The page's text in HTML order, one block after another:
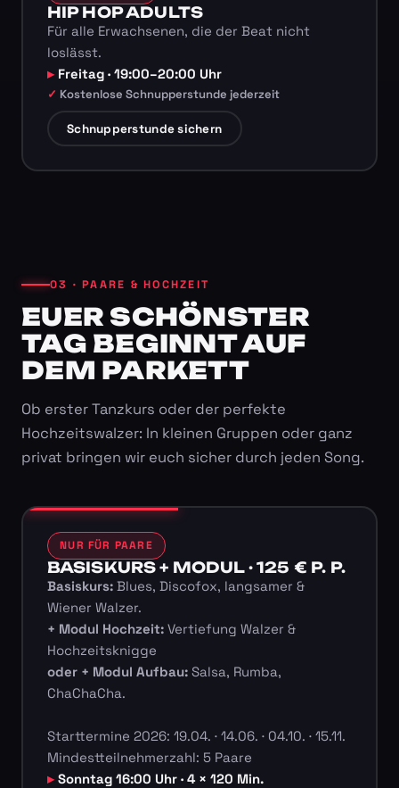
HIP HOP ADULTS
Für alle Erwachsenen, die der Beat nicht
loslässt.
Freitag · 19:00–20:00 Uhr
Kostenlose Schnupperstunde jederzeit
Schnupperstunde sichern
03 · PAARE & HOCHZEIT
EUER SCHÖNSTER
TAG BEGINNT AUF
DEM PARKETT
Ob erster Tanzkurs oder der perfekte
Hochzeitswalzer: In kleinen Gruppen oder ganz
privat bringen wir euch sicher durch jeden Song.
NUR FÜR PAARE
BASISKURS + MODUL · 125 € P. P.
Basiskurs:Blues, Discofox, langsamer &
Wiener Walzer.
+ Modul Hochzeit:Vertiefung Walzer &
Hochzeitsknigge
oder + Modul Aufbau:Salsa, Rumba,
ChaChaCha.
Starttermine 2026: 19.04. · 14.06. · 04.10. · 15.11.
Mindestteilnehmerzahl: 5 Paare
Sonntag 16:00 Uhr · 4 × 120 Min.